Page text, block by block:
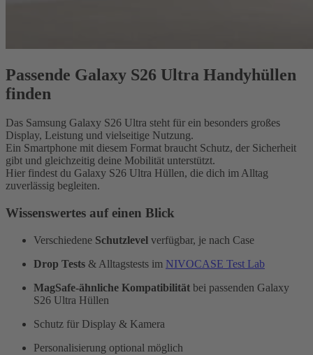
Passende Galaxy S26 Ultra Handyhüllen
finden
Das Samsung Galaxy S26 Ultra steht für ein besonders großes
Display, Leistung und vielseitige Nutzung.
Ein Smartphone mit diesem Format braucht Schutz, der Sicherheit
gibt und gleichzeitig deine Mobilität unterstützt.
Hier findest du Galaxy S26 Ultra Hüllen, die dich im Alltag
zuverlässig begleiten.
Wissenswertes auf einen Blick
Verschiedene Schutzlevel verfügbar, je nach Case
Drop Tests & Alltagstests im NIVOCASE Test Lab
MagSafe-ähnliche Kompatibilität bei passenden Galaxy
S26 Ultra Hüllen
Schutz für Display & Kamera
Personalisierung optional möglich